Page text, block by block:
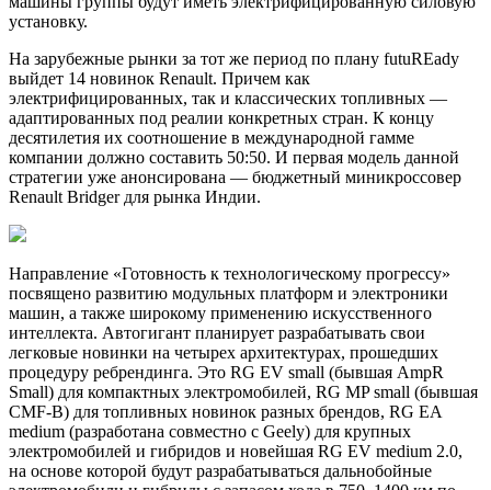
установку.
На зарубежные рынки за тот же период по плану futuREady
выйдет 14 новинок Renault. Причем как
электрифицированных, так и классических топливных —
адаптированных под реалии конкретных стран. К концу
десятилетия их соотношение в международной гамме
компании должно составить 50:50. И первая модель данной
стратегии уже анонсирована — бюджетный миникроссовер
Renault Bridger для рынка Индии.
Направление «Готовность к технологическому прогрессу»
посвящено развитию модульных платформ и электроники
машин, а также широкому применению искусственного
интеллекта. Автогигант планирует разрабатывать свои
легковые новинки на четырех архитектурах, прошедших
процедуру ребрендинга. Это RG EV small (бывшая AmpR
Small) для компактных электромобилей, RG MP small (бывшая
CMF-B) для топливных новинок разных брендов, RG EA
medium (разработана совместно с Geely) для крупных
электромобилей и гибридов и новейшая RG EV medium 2.0,
на основе которой будут разрабатываться дальнобойные